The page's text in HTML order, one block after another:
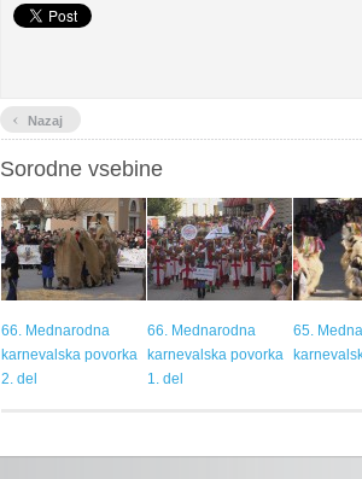
‹ Nazaj
Sorodne vsebine
66. Mednarodna
karnevalska povorka
2. del
66. Mednarodna
karnevalska povorka
1. del
65.